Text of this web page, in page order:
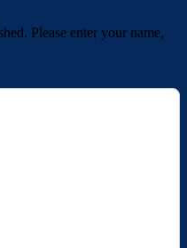
Please enter your name,